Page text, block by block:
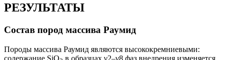
РЕЗУЛЬТАТЫ
Состав пород массива Раумид
Породы массива Раумид являются высококремниевыми:
содержание SiO
в образцах γ2–γ8 фаз внедрения изменяется